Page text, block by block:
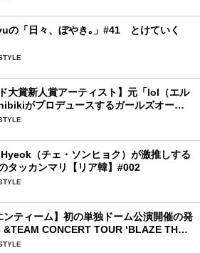
の「日々、ぼやき｡」#41 とけていく
大賞新人賞アーティスト】元「lol（エル
がプロデュースするガールズオーデ
！ 応募は5月31日（日）まで
（チェ・ソンヒョク）が激推しする
タッカンマリ【リア韓】#002
ンティーム】初の単独ドーム公演開催の発
CONCERT TOUR ‘BLAZE THE
演初日レポ